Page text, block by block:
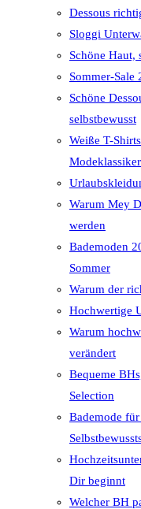
Dessous
Sloggi
Schöne Haut,
Sommer-Sale
Schöne
selbstbewusst
Weiße T-
Modeklassiker
Warum Mey
werden
Bademoden
Sommer
Warum der
Hochwertige
Warum
verändert
Bequeme
Selection
Bademode
Dir beginnt
Welcher BH